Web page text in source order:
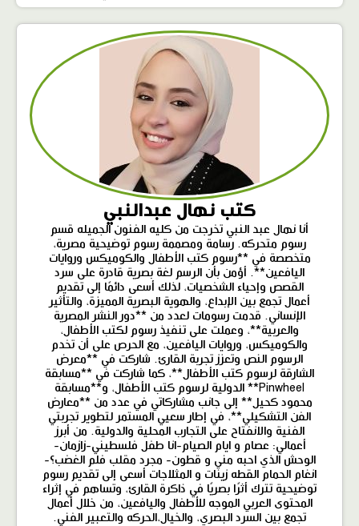
كتب نهال عبدالنبي
أنا نهال عبد النبي تخرجت من كليه الفنون الجميله قسم
رسوم متحركه. رسامة ومصممة رسوم توضيحية مصرية،
متخصصة في **رسوم كتب الأطفال والكوميكس وروايات
اليافعين**. أؤمن بأن الرسم لغة بصرية قادرة على سرد
القصص وإحياء الشخصيات، لذلك أسعى دائمًا إلى تقديم
أعمال تجمع بين الإبداع، والهوية البصرية المميزة، والتأثير
الإنساني. قدمت رسومات لعدد من **دور النشر المصرية
والعربية**، وعملت على تنفيذ رسوم لكتب الأطفال،
والكوميكس، وروايات اليافعين، مع الحرص على أن تخدم
الرسوم النص وتعزز تجربة القارئ. شاركت في **معرض
الشارقة لرسوم كتب الأطفال**، كما شاركت في **مسابقة
Pinwheel** الدولية لرسوم كتب الأطفال، و**مسابقة
محمود كحيل** إلى جانب مشاركاتي في عدد من **معارض
الفن التشكيلي**، في إطار سعيي المستمر لتطوير تجربتي
الفنية والانفتاح على التجارب المحلية والدولية. من أبرز
أعمالي: عصام و ايام الصيام-انا طفل فلسطيني-زازمان-
الوحش الذي احبه مني و قطون- مجرد مقلب فلم الغضب؟-
انغام الحمام القطه زينات و المثلاجات أسعى إلى تقديم رسوم
توضيحية تترك أثرًا بصريًا في ذاكرة القارئ، وتساهم في إثراء
المحتوى العربي الموجه للأطفال واليافعين، من خلال أعمال
تجمع بين السرد البصري، والخيال،الحركه والتعبير الفني.